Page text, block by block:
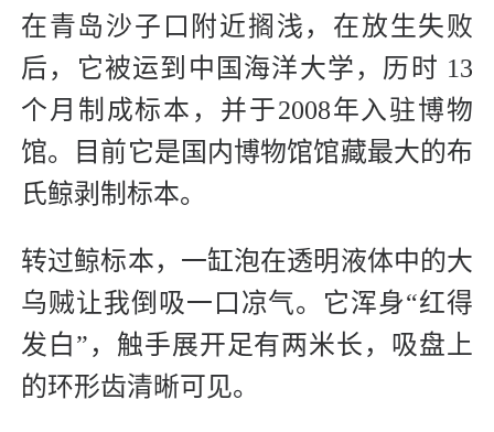
在青岛沙子口附近搁浅，在放生失败
后，它被运到中国海洋大学，历时 13
个月制成标本，并于2008年入驻博物
馆。目前它是国内博物馆馆藏最大的布
氏鲸剥制标本。
转过鲸标本，一缸泡在透明液体中的大
乌贼让我倒吸一口凉气。它浑身“红得
发白”，触手展开足有两米长，吸盘上
的环形齿清晰可见。